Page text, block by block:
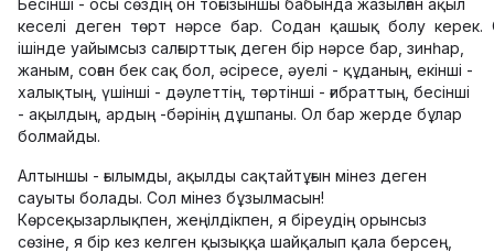
Бесінші - осы сөздің он тоғызыншы бабында жазылған ақыл
кеселі деген төрт нәрсе бар. Содан қашық болу керек.
ішінде уайымсыз салғырттық деген бір нәрсе бар, зинһар,
жаным, соған бек сақ бол, әсіресе, әуелі - құданың, екінші -
халықтың, үшінші - дәулеттің, төртінші - ғибраттың, бесінші
- ақылдың, ардың -бәрінің дұшпаны. Ол бар жерде бұлар
болмайды.
Алтыншы - ғылымды, ақылды сақтайтұғын мінез деген
сауыты болады. Сол мінез бұзылмасын!
Көрсеқызарлықпен, жеңілдікпен, я біреудің орынсыз
сөзіне, я бір кез келген қызыққа шайқалып қала берсең,